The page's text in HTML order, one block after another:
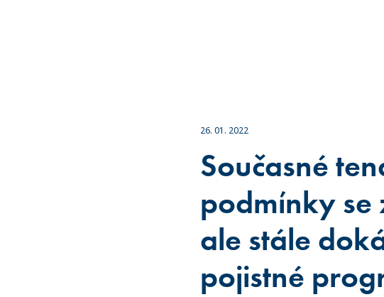
26. 01. 2022
Současné
podmínky
ale stále
pojistné